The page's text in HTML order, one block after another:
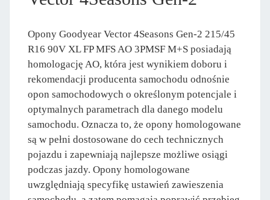
Opony Goodyear Vector 4Seasons Gen-2 215/45
R16 90V XL FP MFS AO 3PMSF M+S posiadają
homologację AO, która jest wynikiem doboru i
rekomendacji producenta samochodu odnośnie
opon samochodowych o określonym potencjale i
optymalnych parametrach dla danego modelu
samochodu. Oznacza to, że opony homologowane
są w pełni dostosowane do cech technicznych
pojazdu i zapewniają najlepsze możliwe osiągi
podczas jazdy. Opony homologowane
uwzględniają specyfikę ustawień zawieszenia